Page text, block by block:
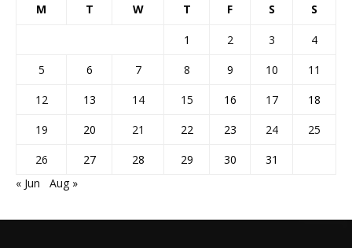
M T W T F S S
1 2 3
4
5
6 7 8 9 10
11
12
13 14 15 16 17
18
19
20 21 22 23 24
25
26
27 28 29 30
31
« Jun
Aug »